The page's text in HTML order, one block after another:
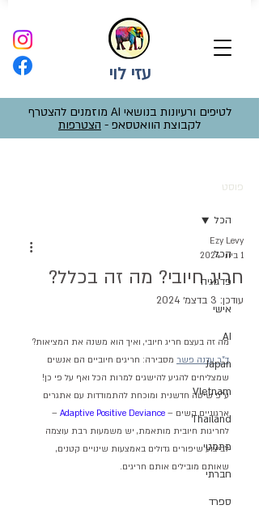
עזי לוי
לטיפים ורעיונות בנושאי AI מוזמנים להצטרף
לקבוצת הוואטסאפ - הצטרפות
פוסט
הכל
פדגוגיה
אישי
AI
Japan
VIetnam
Thailand
מתמטי
חברתי
ספרד
הכל
חריג חיובי? מה זה בכלל?
Ezy Levy
1 ביוני 2024
עודכן: 3 בדצמ׳ 2024
מה זה בעצם חריג חיובי, ואיך הוא משנה את המציאות?
ד"ר עדנה פשר מסבירה: חריגים חיוביים הם אנשים
שמצליחים להגיע להישגים למרות הכל ואף על פי כן!
ע"פ שיטה חדשנית ומוכחת להתמודדות עם אתגרים
ארגוניים קשים –
–
לחריגות חיובית מותאמת, יש משמעות רבת עוצמה
לביצוע שיפורים גדולים באמצעות שינויים קטנים,
שאותם מובילים אותם חריגים.